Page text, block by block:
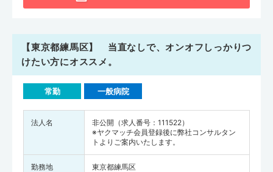
【東京都練馬区】 当直なしで、オンオフしっかりつ
けたい方にオススメ。
常勤 一般病院
法人名
非公開（求人番号：111522）
※ヤクマッチ会員登録後に弊社コンサルタン
トよりご案内いたします。
勤務地 東京都練馬区